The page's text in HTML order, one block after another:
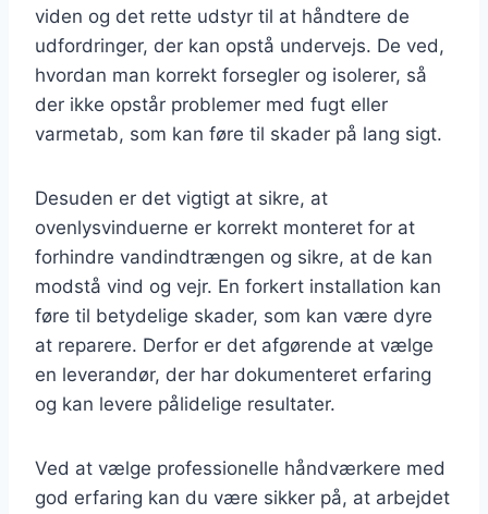
viden og det rette udstyr til at håndtere de
udfordringer, der kan opstå undervejs. De ved,
hvordan man korrekt forsegler og isolerer, så
der ikke opstår problemer med fugt eller
varmetab, som kan føre til skader på lang sigt.
Desuden er det vigtigt at sikre, at
ovenlysvinduerne er korrekt monteret for at
forhindre vandindtrængen og sikre, at de kan
modstå vind og vejr. En forkert installation kan
føre til betydelige skader, som kan være dyre
at reparere. Derfor er det afgørende at vælge
en leverandør, der har dokumenteret erfaring
og kan levere pålidelige resultater.
Ved at vælge professionelle håndværkere med
god erfaring kan du være sikker på, at arbejdet